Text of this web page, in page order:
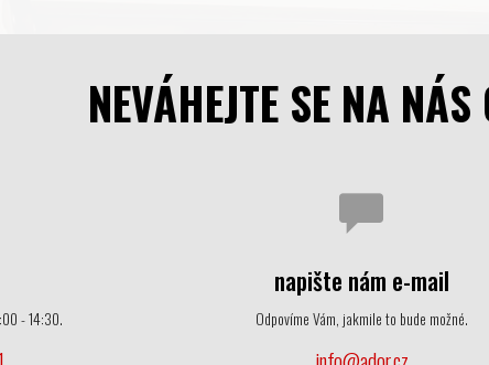
NEVÁHEJTE SE NA
- 14:30.
napište nám e-mail
Odpovíme Vám, jakmile to bude možné.